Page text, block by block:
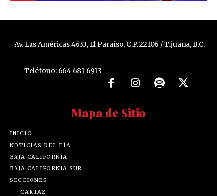
Av. Las Américas 4633, El Paraíso, C.P. 22106 / Tijuana, B.C.
Teléfono: 664 681 6913
Mapa de Sitio
INICIO
NOTICIAS DEL DÍA
BAJA CALIFORNIA
BAJA CALIFORNIA SUR
SECCIONES
CARTAZ